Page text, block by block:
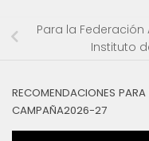
Para la Federación
Instituto
RECOMENDACIONES
CAMPAÑA2026-27